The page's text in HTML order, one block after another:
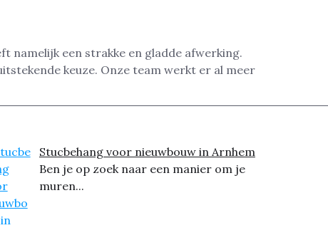
namelijk een strakke en gladde afwerking.
keuze. Onze team werkt er al meer
Stucbehang voor nieuwbouw in Arnhem
Ben je op zoek naar een manier om je
muren...